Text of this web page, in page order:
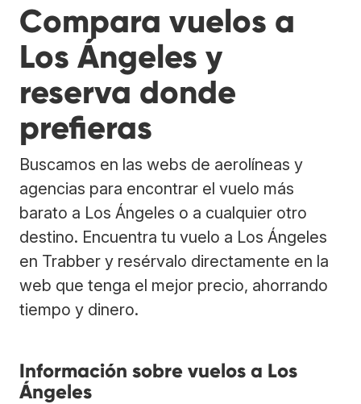
Compara vuelos a
Los Ángeles y
reserva donde
prefieras
Buscamos en las webs de aerolíneas y
agencias para encontrar el vuelo más
barato a Los Ángeles o a cualquier otro
destino. Encuentra tu vuelo a Los Ángeles
en Trabber y resérvalo directamente en la
web que tenga el mejor precio, ahorrando
tiempo y dinero.
Información sobre vuelos a Los
Ángeles